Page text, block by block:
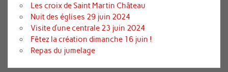
Les croix de Saint Martin Château
Nuit des églises 29 juin 2024
Visite d’une centrale 23 juin 2024
Fêtez la création dimanche 16 juin !
Repas du jumelage